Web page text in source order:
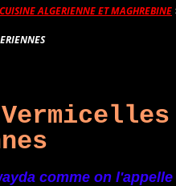
ALGERIENNE ET MAGHREBINE
comme on